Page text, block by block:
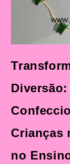
Crianças
no